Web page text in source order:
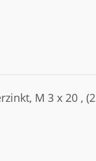
M 3 x 20 ,